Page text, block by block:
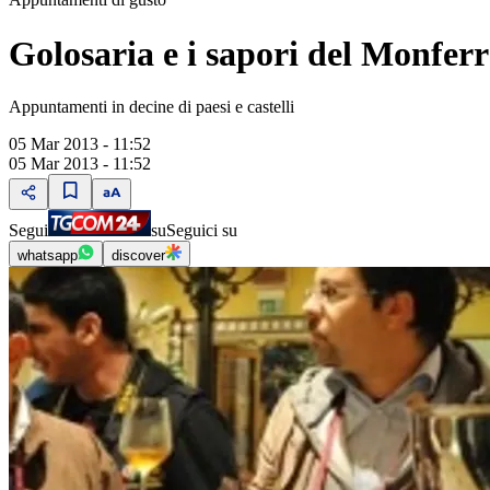
Golosaria e i sapori del
Appuntamenti in decine di paesi e castelli
05 Mar 2013 - 11:52
05 Mar 2013 - 11:52
Segui suSeguici su
whatsapp discover